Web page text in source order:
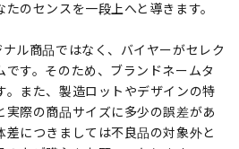
のセンスを一段上へと導きます。
ル商品ではなく、バイヤーがセレク
です。そのため、ブランドネームタ
。また、製造ロットやデザインの特
実際の商品サイズに多少の誤差があ
差につきましては不良品の対象外と